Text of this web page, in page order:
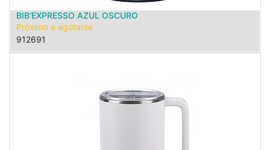
BIB'EXPRESSO AZUL OSCURO
Próximo a agotarse
912691